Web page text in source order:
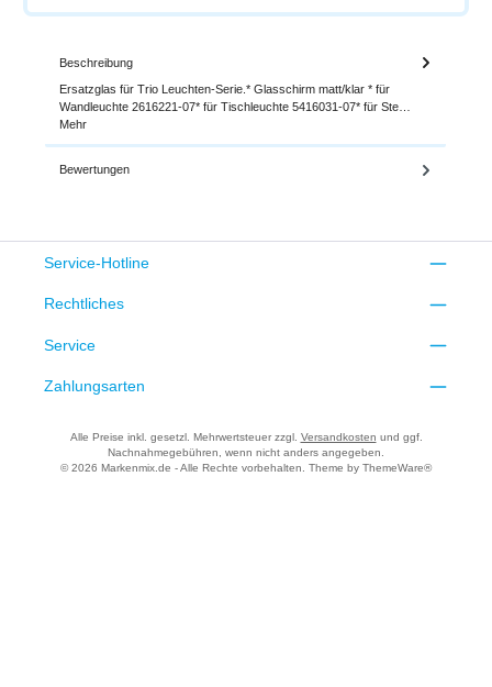
Beschreibung
Ersatzglas für Trio Leuchten-Serie.* Glasschirm matt/klar * für
Wandleuchte 2616221-07* für Tischleuchte 5416031-07* für Ste…
Mehr
Bewertungen
Service-Hotline
Rechtliches
Service
Zahlungsarten
Alle Preise inkl. gesetzl. Mehrwertsteuer zzgl. Versandkosten und ggf.
Nachnahmegebühren, wenn nicht anders angegeben.
© 2026 Markenmix.de - Alle Rechte vorbehalten. Theme by ThemeWare®